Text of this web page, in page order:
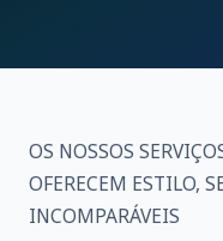
OS NOSSOS
OFERECEM ESTILO,
INCOMPARÁVEIS